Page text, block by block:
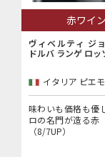
赤ワイン
ヴィベルティ ジ
ドルバ ランゲ ロッ
イタリア ピエ
味わいも価格も優
ロの名門が造る赤
（8/7UP）